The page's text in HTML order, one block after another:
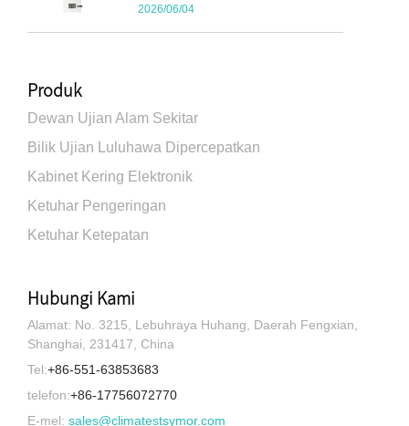
2026/06/04
Produk
Dewan Ujian Alam Sekitar
Bilik Ujian Luluhawa Dipercepatkan
Kabinet Kering Elektronik
Ketuhar Pengeringan
Ketuhar Ketepatan
Hubungi Kami
Alamat: No. 3215, Lebuhraya Huhang, Daerah Fengxian,
Shanghai, 231417, China
Tel:+86-551-63853683
telefon:+86-17756072770
E-mel: sales@climatestsymor.com